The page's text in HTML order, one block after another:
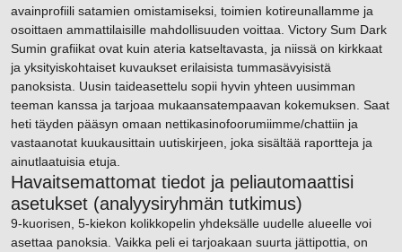
avainprofiili satamien omistamiseksi, toimien kotireunallamme ja
osoittaen ammattilaisille mahdollisuuden voittaa. Victory Sum Dark
Sumin grafiikat ovat kuin ateria katseltavasta, ja niissä on kirkkaat
ja yksityiskohtaiset kuvaukset erilaisista tummasävyisistä
panoksista. Uusin taideasettelu sopii hyvin yhteen uusimman
teeman kanssa ja tarjoaa mukaansatempaavan kokemuksen. Saat
heti täyden pääsyn omaan nettikasinofoorumiimme/chattiin ja
vastaanotat kuukausittain uutiskirjeen, joka sisältää raportteja ja
ainutlaatuisia etuja.
Havaitsemattomat tiedot ja peliautomaattisi
asetukset (analyysiryhmän tutkimus)
9-kuorisen, 5-kiekon kolikkopelin yhdeksälle uudelle alueelle voi
asettaa panoksia. Vaikka peli ei tarjoakaan suurta jättipottia, on